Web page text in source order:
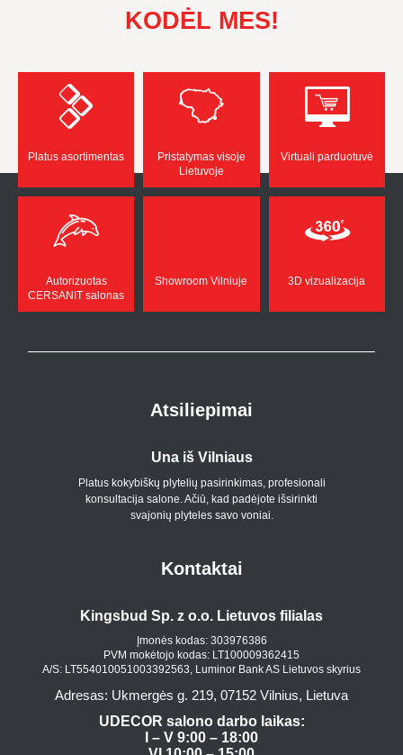
KODĖL MES!
Platus asortimentas
Pristatymas visoje
Lietuvoje
Virtuali parduotuvė
Autorizuotas
CERSANIT salonas
Showroom Vilniuje 3D vizualizacija
Atsiliepimai
Una iš Vilniaus
Platus kokybiškų plytelių pasirinkimas, profesionali
konsultacija salone. Ačiū, kad padėjote išsirinkti
svajonių plyteles savo voniai.
Kontaktai
Kingsbud Sp. z o.o. Lietuvos filialas
Įmonės kodas: 303976386
PVM mokėtojo kodas: LT100009362415
A/S: LT554010051003392563, Luminor Bank AS Lietuvos skyrius
Adresas: Ukmergės g. 219, 07152 Vilnius, Lietuva
UDECOR salono darbo laikas:
I – V 9:00 – 18:00